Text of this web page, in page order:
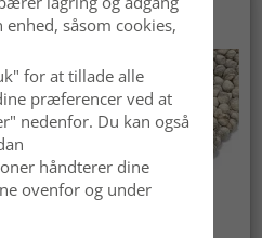
Nyhed
såsom cookies,
for at tillade alle
præferencer ved at
nedenfor. Du kan også
håndterer dine
ovenfor og under